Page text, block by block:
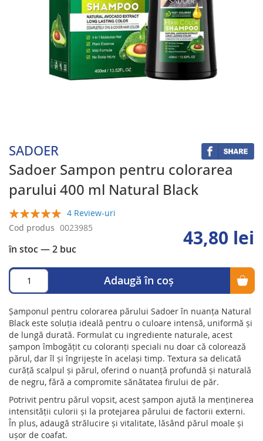
SADOER
Sadoer Sampon pentru colorarea
parului 400 ml Natural Black
100%
4 Review-uri
în stoc— 2 buc
Cod produs 0023985 43,80 lei
Adaugă în coș
Șamponul pentru colorarea părului Sadoer în nuanța Natural
Black este soluția ideală pentru o culoare intensă, uniformă și
de lungă durată. Formulat cu ingrediente naturale, acest
șampon îmbogățit cu coloranți speciali nu doar că colorează
părul, dar îl și îngrijește în același timp. Textura sa delicată
curăță scalpul și părul, oferind o nuanță profundă și naturală
de negru, fără a compromite sănătatea firului de păr.
Potrivit pentru părul vopsit, acest șampon ajută la menținerea
intensității culorii și la protejarea părului de factorii externi.
În plus, adaugă strălucire și vitalitate, lăsând părul moale și
ușor de coafat.
the
images
gallery